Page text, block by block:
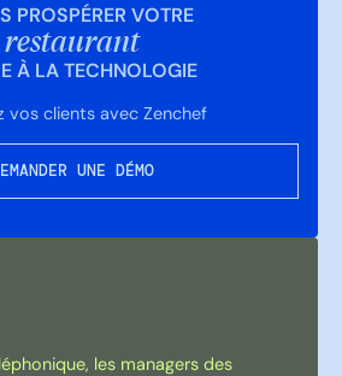
PROSPÉRER VOTRE
restaurant
À LA TECHNOLOGIE
vos clients avec Zenchef
UNE DÉMO
les managers des